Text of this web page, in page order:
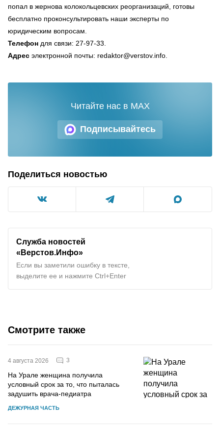
попал в жернова колокольцевских реорганизаций, готовы
бесплатно проконсультировать наши эксперты по
юридическим вопросам.
Телефон для связи: 27-97-33.
Адрес электронной почты: redaktor@verstov.info.
Подписывайтесь
Читайте нас в MAX
Поделиться новостью
Служба новостей
«Верстов.Инфо»
Если вы заметили ошибку в тексте,
выделите ее и нажмите Ctrl+Enter
Смотрите также
4 августа 2026 3
На Урале женщина получила
условный срок за то, что пыталась
задушить врача-педиатра
ДЕЖУРНАЯ ЧАСТЬ